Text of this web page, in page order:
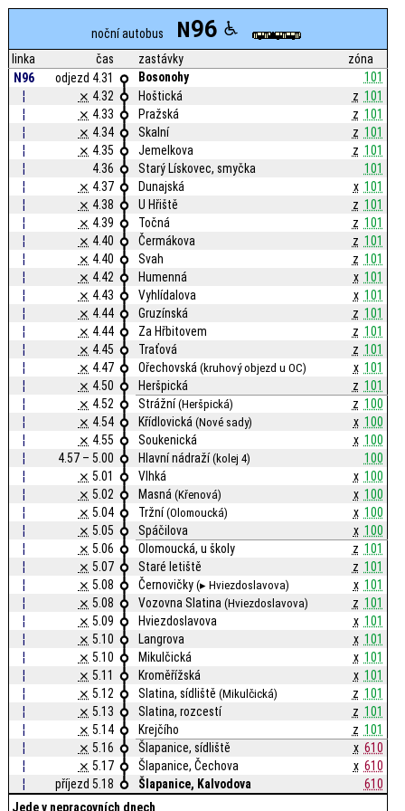
noční autobus N96
linka čas zastávky
zóna
N96
odjezd 4.31 Bosonohy
101
¦
⨯ 4.32 Hoštická z 101
¦
⨯ 4.33 Pražská z 101
¦
⨯ 4.34 Skalní z 101
¦
⨯ 4.35 Jemelkova z 101
¦
4.36 Starý Lískovec, smyčka
101
¦
⨯ 4.37 Dunajská x 101
¦
⨯ 4.38 U Hřiště z 101
¦
⨯ 4.39 Točná z 101
¦
⨯ 4.40 Čermákova z 101
¦
⨯ 4.40 Svah z 101
¦
⨯ 4.42 Humenná x 101
¦
⨯ 4.43 Vyhlídalova x 101
¦
⨯ 4.44 Gruzínská z 101
¦
⨯ 4.44 Za Hřbitovem z 101
¦
⨯ 4.45 Traťová z 101
¦
⨯ 4.47 Ořechovská(kruhový objezd u OC) x 101
¦
⨯ 4.50 Heršpická z 101
¦
⨯ 4.52 Strážní(Heršpická) z 100
¦
⨯ 4.54 Křídlovická(Nové sady) x 100
¦
⨯ 4.55 Soukenická x 100
¦
4.57 – 5.00 Hlavní nádraží(kolej 4)
100
¦
⨯ 5.01 Vlhká x 100
¦
⨯ 5.02 Masná(Křenová) x 100
¦
⨯ 5.04 Tržní(Olomoucká) x 100
¦
⨯ 5.05 Spáčilova x 100
¦
⨯ 5.06 Olomoucká, u školy z 101
¦
⨯ 5.07 Staré letiště z 101
¦
⨯ 5.08 Černovičky(▸ Hviezdoslavova) x 101
¦
⨯ 5.08 Vozovna Slatina(Hviezdoslavova) z 101
¦
⨯ 5.09 Hviezdoslavova x 101
¦
⨯ 5.10 Langrova x 101
¦
⨯ 5.10 Mikulčická x 101
¦
⨯ 5.11 Kroměřížská x 101
¦
⨯ 5.12 Slatina, sídliště(Mikulčická) z 101
¦
⨯ 5.13 Slatina, rozcestí z 101
¦
⨯ 5.14 Krejčího z 101
¦
⨯ 5.16 Šlapanice, sídliště x 610
¦
⨯ 5.17 Šlapanice, Čechova x 610
¦
příjezd 5.18 Šlapanice, Kalvodova
610
Jede v nepracovních dnech